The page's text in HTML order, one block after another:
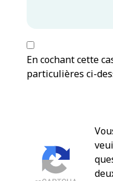
En cochant cette
particulières ci-